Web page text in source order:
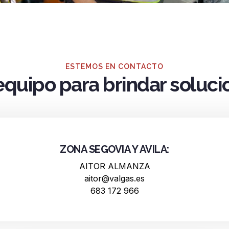
ESTEMOS EN CONTACTO
para brindar
ZONA SEGOVIA Y AVILA:
AITOR ALMANZA
aitor@valgas.es
683 172 966